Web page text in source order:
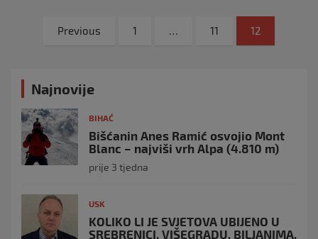
Navigacija
Previous 1 … 11 12
Najnovije
BIHAĆ
Bišćanin Anes Ramić osvojio Mont
Blanc – najviši vrh Alpa (4.810 m)
prije 3 tjedna
USK
KOLIKO LI JE SVJETOVA UBIJENO U
SREBRENICI, VIŠEGRADU, BILJANIMA,